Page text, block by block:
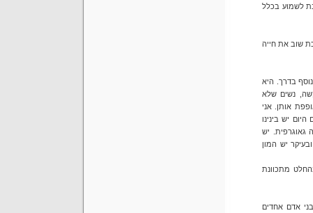
לשמוע בכלל
שוב את חייה
בדרך. היא
נשים שלא
אותן. אני
יש בינינו
גאוגרפית. יש
יש המון
מתכוונת
אדם אחדים